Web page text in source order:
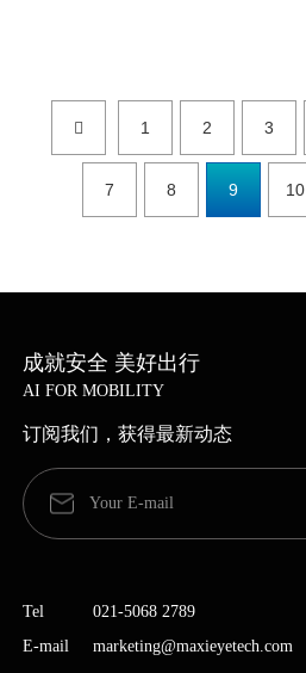
1 2 3
7 8 9 10
成就安全 美好出行
AI FOR MOBILITY
订阅我们，获得最新动态
Tel
E-mail
021-5068 2789
marketing@maxieyetech.com